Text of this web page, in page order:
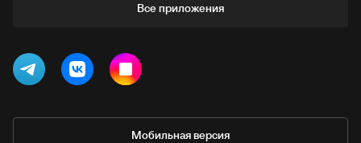
Все приложения
Мобильная версия